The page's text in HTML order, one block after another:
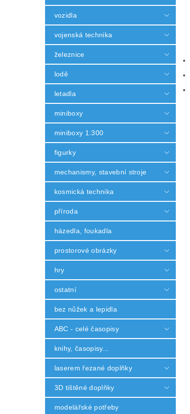
vozidla
vojenská technika
železnice
lodě
letadla
miniboxy
miniboxy 1:300
figurky
mechanismy, stavební stroje
kosmická technika
příroda
házedla, foukadla
prostorové obrázky
hry
ostatní
bez nůžek a lepidla
ABC - celé časopisy
knihy, časopisy...
laserem řezané doplňky
3D tištěné doplňky
modelářské potřeby